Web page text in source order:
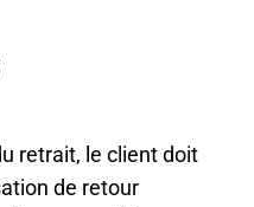
retrait, le client doit
de retour